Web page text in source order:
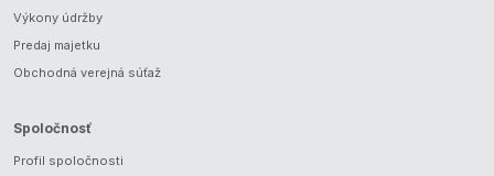
Výkony údržby
Predaj majetku
Obchodná verejná súťaž
Spoločnosť
Profil spoločnosti